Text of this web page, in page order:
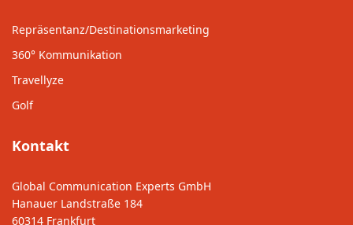
Repräsentanz/Destinationsmarketing
360° Kommunikation
Travellyze
Golf
Kontakt
Global Communication Experts GmbH
Hanauer Landstraße 184
60314 Frankfurt